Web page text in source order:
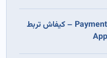
Payment Gateway Integrations – كيفاش تربط